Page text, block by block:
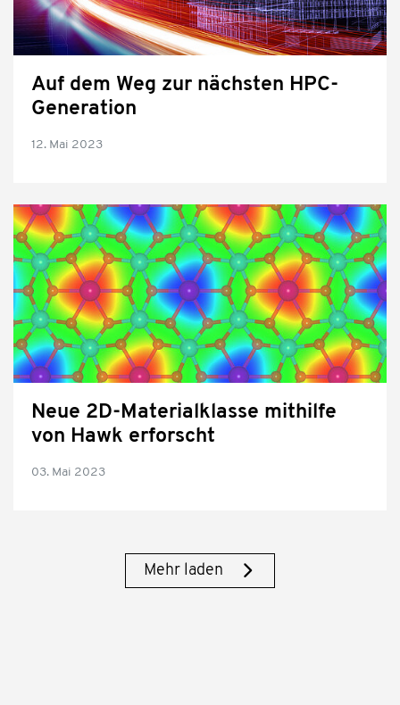
Auf dem Weg zur nächsten HPC-
Generation
12. Mai 2023
Neue 2D-Materialklasse mithilfe
von Hawk erforscht
03. Mai 2023
Mehr laden